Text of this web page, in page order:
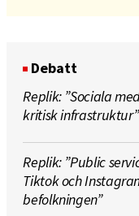
Debatt
Replik: ”Sociala
kritisk infrastruktur”
Replik: ”Public
Tiktok och
befolkningen”